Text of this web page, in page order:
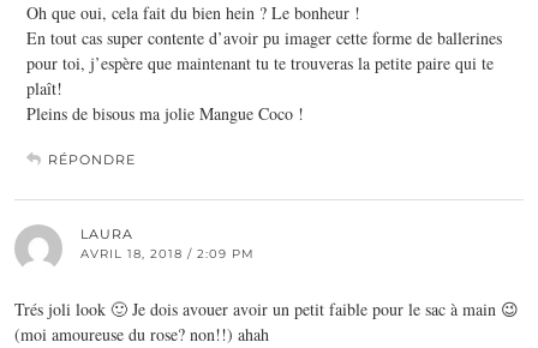
Oh que oui, cela fait du bien hein ? Le bonheur !
En tout cas super contente d’avoir pu imager cette forme de ballerines
pour toi, j’espère que maintenant tu te trouveras la petite paire qui te
plaît!
Pleins de bisous ma jolie Mangue Coco !
RÉPONDRE
LAURA
AVRIL 18, 2018 / 2:09 PM
Trés joli look 🙂 Je dois avouer avoir un petit faible pour le sac à main 😉
(moi amoureuse du rose? non!!) ahah